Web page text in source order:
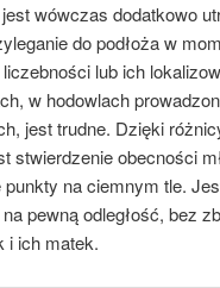
wówczas dodatkowo
do podłoża w
lub ich
w hodowlach
jest trudne. Dzięki
stwierdzenie obecności
na ciemnym tle.
pewną odległość, bez
i ich matek.